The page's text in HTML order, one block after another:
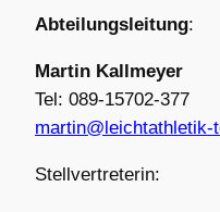
Abteilungsleitung:
Martin Kallmeyer
Tel: 089-15702-377
martin@leichtathletik-
Stellvertreterin: